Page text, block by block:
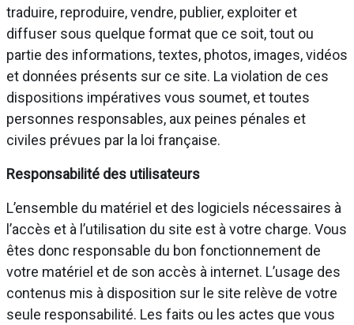
traduire, reproduire, vendre, publier, exploiter et
diffuser sous quelque format que ce soit, tout ou
partie des informations, textes, photos, images, vidéos
et données présents sur ce site. La violation de ces
dispositions impératives vous soumet, et toutes
personnes responsables, aux peines pénales et
civiles prévues par la loi française.
Responsabilité des utilisateurs
L’ensemble du matériel et des logiciels nécessaires à
l’accès et à l’utilisation du site est à votre charge. Vous
êtes donc responsable du bon fonctionnement de
votre matériel et de son accès à internet. L’usage des
contenus mis à disposition sur le site relève de votre
seule responsabilité. Les faits ou les actes que vous